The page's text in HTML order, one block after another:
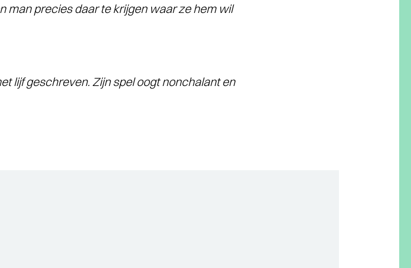
man precies daar te krijgen waar ze hem wil
lijf geschreven. Zijn spel oogt nonchalant en